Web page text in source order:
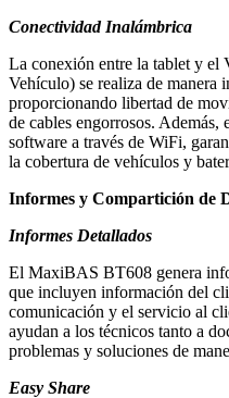
Conectividad Inalámbrica
La conexión entre la tablet y el
Vehículo) se realiza de manera
proporcionando libertad de
de cables engorrosos.
software a través de WiFi,
la cobertura de vehículos y
Informes y Compartición de
Informes Detallados
El MaxiBAS BT608 genera
que incluyen información del
comunicación y el servicio al
ayudan a los técnicos tanto a
problemas y soluciones de
Easy Share